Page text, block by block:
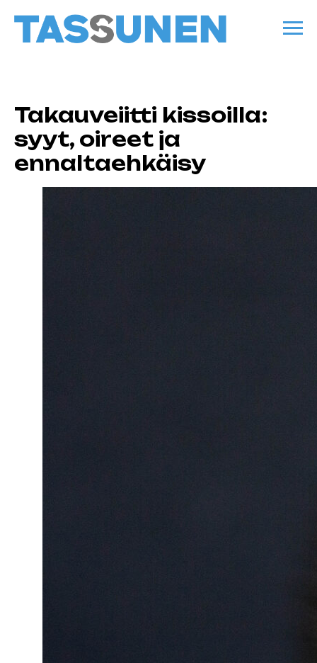
Takauveiitti kissoilla:
syyt, oireet ja
ennaltaehkäisy